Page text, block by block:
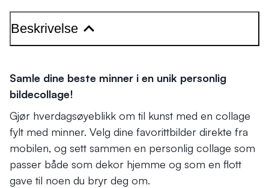
Beskrivelse
Samle dine beste minner i en unik personlig
bildecollage!
Gjør hverdagsøyeblikk om til kunst med en collage
fylt med minner. Velg dine favorittbilder direkte fra
mobilen, og sett sammen en personlig collage som
passer både som dekor hjemme og som en flott
gave til noen du bryr deg om.